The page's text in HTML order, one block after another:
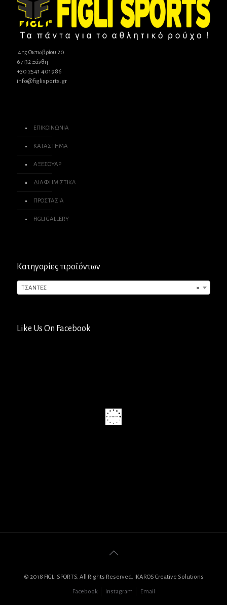
4ης Οκτωβρίου 20
67132 Ξάνθη
+30 2541 401986
info@figlisports.gr
ΕΠΙΚΟΙΝΩΝΙΑ
ΚΑΤΑΣΤΗΜΑ
ΑΞΕΣΟΥΑΡ
ΔΙΑΦΗΜΙΣΤΙΚΑ
ΠΡΟΣΤΑΣΙΑ
FIGLI GALLERY
Κατηγορίες προϊόντων
×
ΤΣΑΝΤΕΣ
Like Us On Facebook
© 2018 FIGLI SPORTS. All Rights Reserved. IKAROS Creative Solutions
Facebook Instagram Email